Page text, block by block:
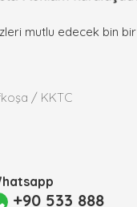
mutlu edecek bin bir
/ KKTC
+90 533 888